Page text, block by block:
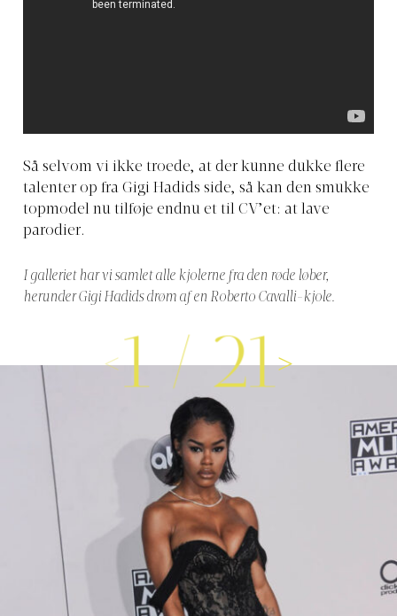
Så selvom vi ikke troede, at der kunne dukke flere
talenter op fra Gigi Hadids side, så kan den smukke
topmodel nu tilføje endnu et til CV’et: at lave
parodier.
I galleriet har vi samlet alle kjolerne fra den røde løber,
herunder Gigi Hadids drøm af en Roberto Cavalli-kjole.
1/21